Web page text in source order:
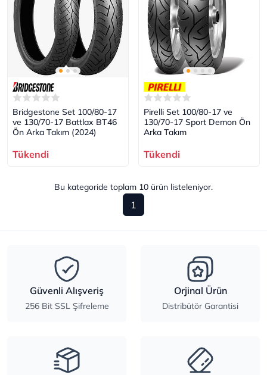
Bridgestone Set 100/80-17
ve 130/70-17 Battlax BT46
Ön Arka Takım (2024)
Tükendi
Pirelli Set 100/80-17 ve
130/70-17 Sport Demon Ön
Arka Takım
Tükendi
Bu kategoride toplam 10 ürün listeleniyor.
1
Güvenli Alışveriş
256 Bit SSL Şifreleme
Orjinal Ürün
Distribütör Garantisi